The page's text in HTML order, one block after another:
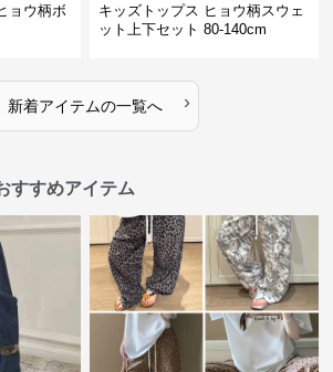
ョウ柄ボ
キッズトップス ヒョウ柄スウェ
ット上下セット 80-140cm
新着アイテムの一覧へ ›
すすめアイテム